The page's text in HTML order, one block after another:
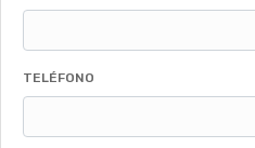
TELÉFONO